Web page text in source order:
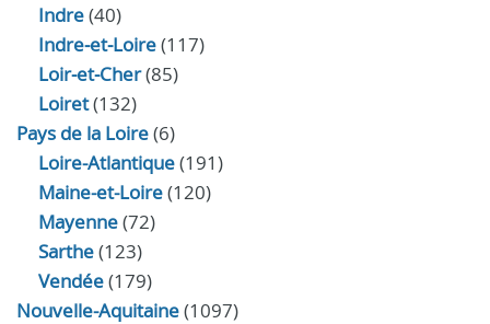
Indre(40)
Indre‑et‑Loire(117)
Loir‑et‑Cher(85)
Loiret(132)
Pays de la Loire(6)
Loire-Atlantique(191)
Maine-et-Loire(120)
Mayenne(72)
Sarthe(123)
Vendée(179)
Nouvelle-Aquitaine(1097)